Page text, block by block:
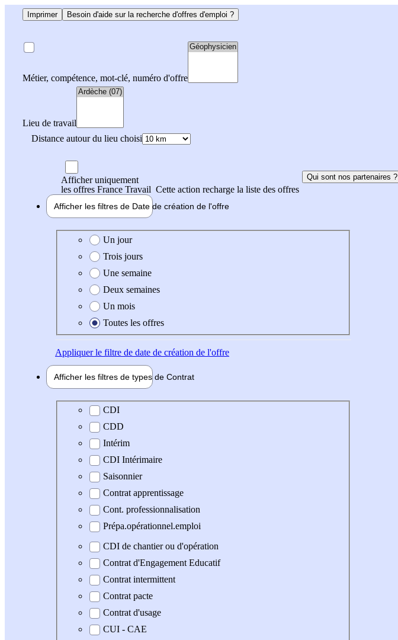
Imprimer Besoin d'aide sur la recherche d'offres d'emploi ?
Métier, compétence, mot-clé, numéro d'offre
Lieu de travail
Distance autour du lieu choisi
Afficher uniquement
les offres France Travail Cette action recharge la liste des offres
Qui sont nos partenaires ?
Afficher les filtres de Date de création de l'offre
Date de création de l'offre
Un jour
Trois jours
Une semaine
Deux semaines
Un mois
Toutes les offres
Appliquerle filtre de date de création de l'offre
Afficher les filtres de types de Contrat
Type de contrat
CDI
CDD
Intérim
CDI Intérimaire
Saisonnier
Contrat apprentissage
Cont. professionnalisation
Prépa.opérationnel.emploi
CDI de chantier ou d'opération
Contrat d'Engagement Educatif
Contrat intermittent
Contrat pacte
Contrat d'usage
CUI - CAE